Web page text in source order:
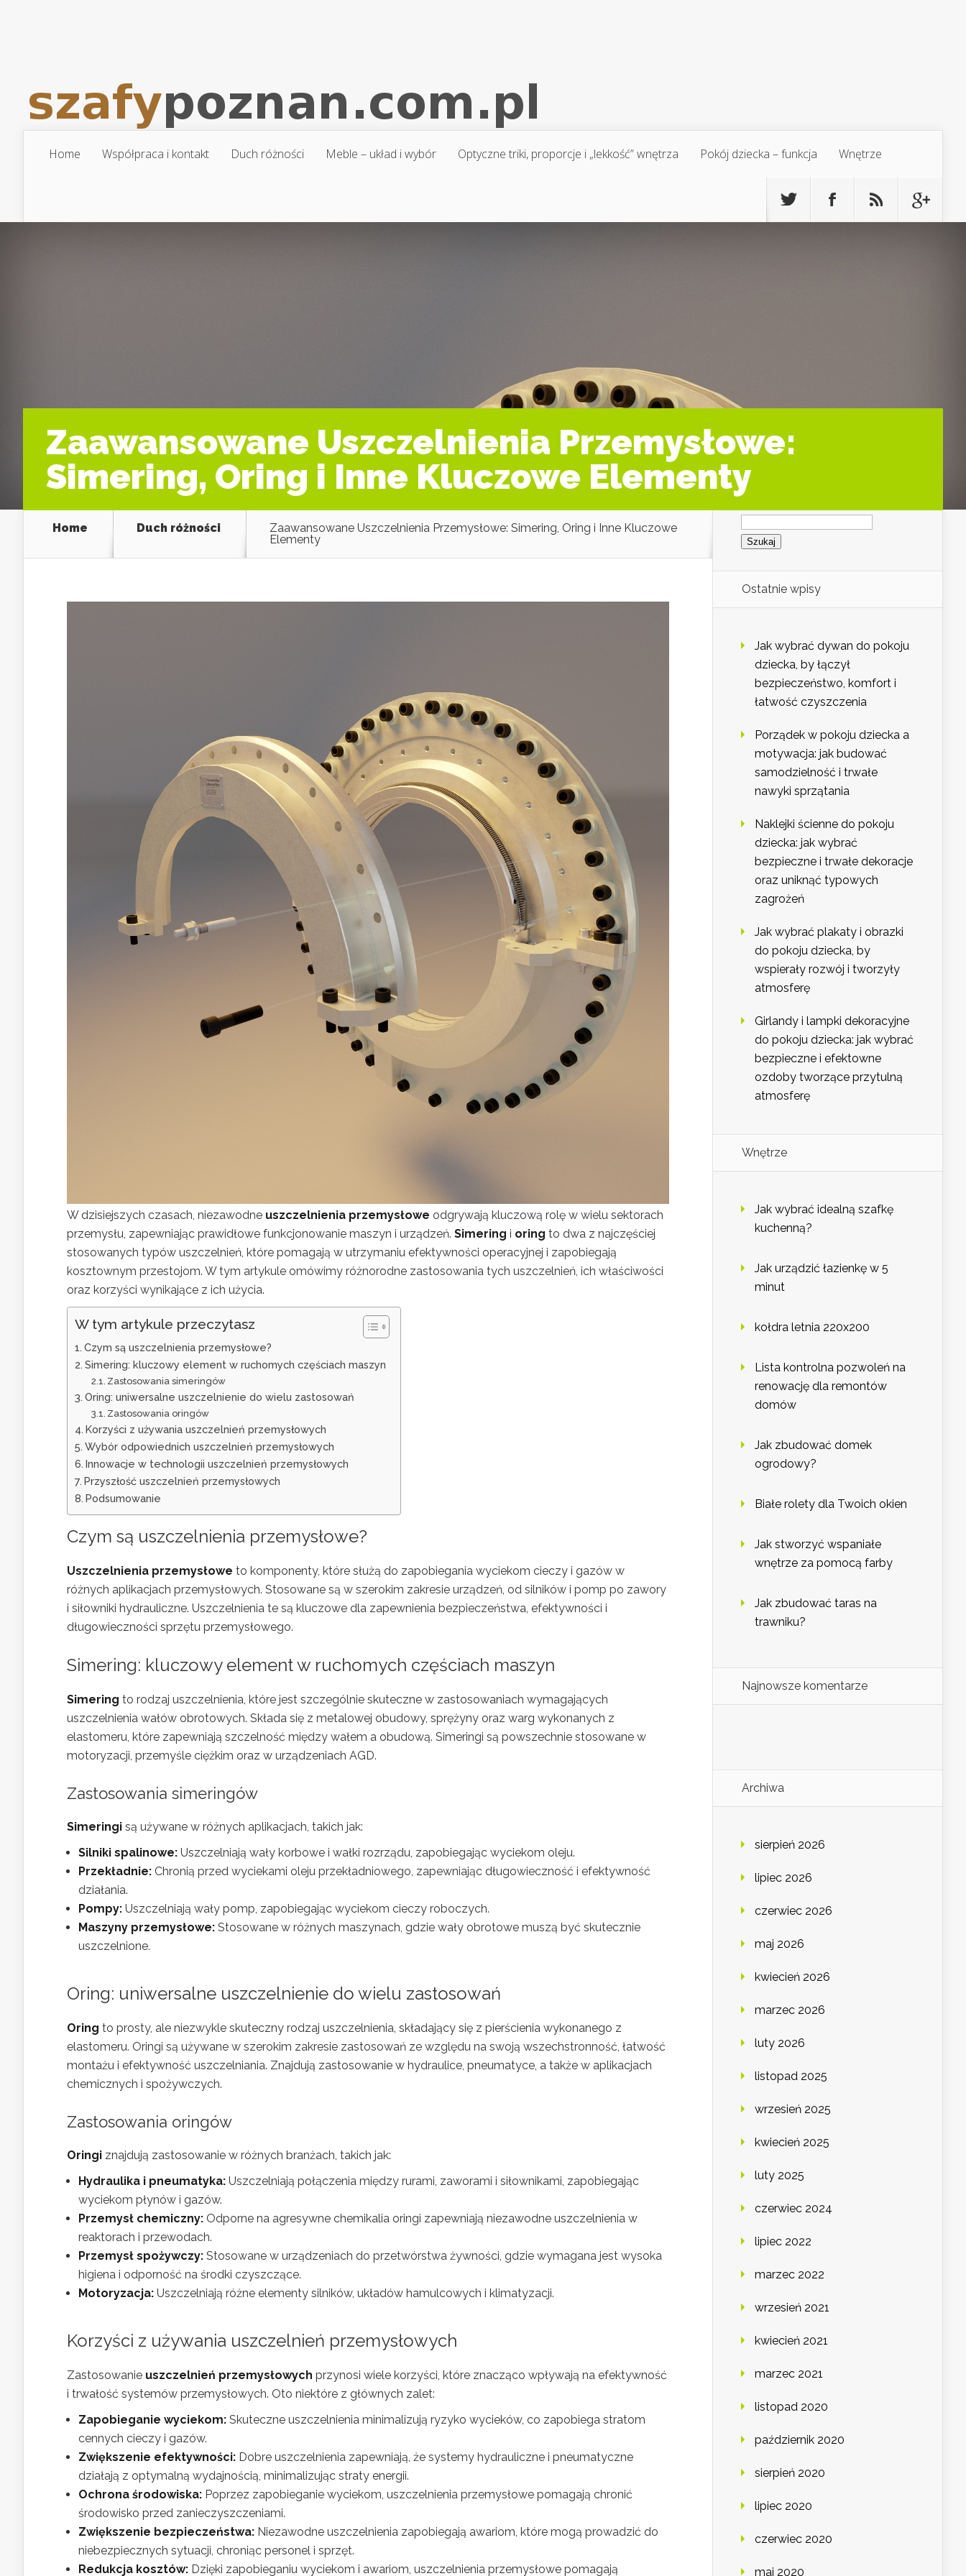
Home Współpraca i kontakt Duch różności Meble – układ i wybór Optyczne triki, proporcje i „lekkość” wnętrza Pokój dziecka – funkcja Wnętrze
Zaawansowane Uszczelnienia Przemysłowe:
Simering, Oring i Inne Kluczowe Elementy
Home Duch różności
Zaawansowane Uszczelnienia Przemysłowe: Simering, Oring i Inne Kluczowe
Elementy
W dzisiejszych czasach, niezawodne uszczelnienia przemysłowe odgrywają kluczową rolę w wielu sektorach
przemysłu, zapewniając prawidłowe funkcjonowanie maszyn i urządzeń. Simering i oring to dwa z najczęściej
stosowanych typów uszczelnień, które pomagają w utrzymaniu efektywności operacyjnej i zapobiegają
kosztownym przestojom. W tym artykule omówimy różnorodne zastosowania tych uszczelnień, ich właściwości
oraz korzyści wynikające z ich użycia.
W tym artykule przeczytasz
Czym są uszczelnienia przemysłowe?
Simering: kluczowy element w ruchomych częściach maszyn
Zastosowania simeringów
Oring: uniwersalne uszczelnienie do wielu zastosowań
Zastosowania oringów
Korzyści z używania uszczelnień przemysłowych
Wybór odpowiednich uszczelnień przemysłowych
Innowacje w technologii uszczelnień przemysłowych
Przyszłość uszczelnień przemysłowych
Podsumowanie
Czym są uszczelnienia przemysłowe?
Uszczelnienia przemysłowe to komponenty, które służą do zapobiegania wyciekom cieczy i gazów w
różnych aplikacjach przemysłowych. Stosowane są w szerokim zakresie urządzeń, od silników i pomp po zawory
i siłowniki hydrauliczne. Uszczelnienia te są kluczowe dla zapewnienia bezpieczeństwa, efektywności i
długowieczności sprzętu przemysłowego.
Simering: kluczowy element w ruchomych częściach maszyn
Simering to rodzaj uszczelnienia, które jest szczególnie skuteczne w zastosowaniach wymagających
uszczelnienia wałów obrotowych. Składa się z metalowej obudowy, sprężyny oraz warg wykonanych z
elastomeru, które zapewniają szczelność między wałem a obudową. Simeringi są powszechnie stosowane w
motoryzacji, przemyśle ciężkim oraz w urządzeniach AGD.
Zastosowania simeringów
Simeringi są używane w różnych aplikacjach, takich jak:
Silniki spalinowe: Uszczelniają wały korbowe i wałki rozrządu, zapobiegając wyciekom oleju.
Przekładnie: Chronią przed wyciekami oleju przekładniowego, zapewniając długowieczność i efektywność
działania.
Pompy: Uszczelniają wały pomp, zapobiegając wyciekom cieczy roboczych.
Maszyny przemysłowe: Stosowane w różnych maszynach, gdzie wały obrotowe muszą być skutecznie
uszczelnione.
Oring: uniwersalne uszczelnienie do wielu zastosowań
Oring to prosty, ale niezwykle skuteczny rodzaj uszczelnienia, składający się z pierścienia wykonanego z
elastomeru. Oringi są używane w szerokim zakresie zastosowań ze względu na swoją wszechstronność, łatwość
montażu i efektywność uszczelniania. Znajdują zastosowanie w hydraulice, pneumatyce, a także w aplikacjach
chemicznych i spożywczych.
Zastosowania oringów
Oringi znajdują zastosowanie w różnych branżach, takich jak:
Hydraulika i pneumatyka: Uszczelniają połączenia między rurami, zaworami i siłownikami, zapobiegając
wyciekom płynów i gazów.
Przemysł chemiczny: Odporne na agresywne chemikalia oringi zapewniają niezawodne uszczelnienia w
reaktorach i przewodach.
Przemysł spożywczy: Stosowane w urządzeniach do przetwórstwa żywności, gdzie wymagana jest wysoka
higiena i odporność na środki czyszczące.
Motoryzacja: Uszczelniają różne elementy silników, układów hamulcowych i klimatyzacji.
Korzyści z używania uszczelnień przemysłowych
Zastosowanie uszczelnień przemysłowych przynosi wiele korzyści, które znacząco wpływają na efektywność
i trwałość systemów przemysłowych. Oto niektóre z głównych zalet:
Zapobieganie wyciekom: Skuteczne uszczelnienia minimalizują ryzyko wycieków, co zapobiega stratom
cennych cieczy i gazów.
Zwiększenie efektywności: Dobre uszczelnienia zapewniają, że systemy hydrauliczne i pneumatyczne
działają z optymalną wydajnością, minimalizując straty energii.
Ochrona środowiska: Poprzez zapobieganie wyciekom, uszczelnienia przemysłowe pomagają chronić
środowisko przed zanieczyszczeniami.
Zwiększenie bezpieczeństwa: Niezawodne uszczelnienia zapobiegają awariom, które mogą prowadzić do
niebezpiecznych sytuacji, chroniąc personel i sprzęt.
Redukcja kosztów: Dzięki zapobieganiu wyciekom i awariom, uszczelnienia przemysłowe pomagają
Szukaj:
Ostatnie wpisy
Jak wybrać dywan do pokoju
dziecka, by łączył
bezpieczeństwo, komfort i
łatwość czyszczenia
Porządek w pokoju dziecka a
motywacja: jak budować
samodzielność i trwałe
nawyki sprzątania
Naklejki ścienne do pokoju
dziecka: jak wybrać
bezpieczne i trwałe dekoracje
oraz uniknąć typowych
zagrożeń
Jak wybrać plakaty i obrazki
do pokoju dziecka, by
wspierały rozwój i tworzyły
atmosferę
Girlandy i lampki dekoracyjne
do pokoju dziecka: jak wybrać
bezpieczne i efektowne
ozdoby tworzące przytulną
atmosferę
Wnętrze
Jak wybrać idealną szafkę
kuchenną?
Jak urządzić łazienkę w 5
minut
kołdra letnia 220x200
Lista kontrolna pozwoleń na
renowację dla remontów
domów
Jak zbudować domek
ogrodowy?
Białe rolety dla Twoich okien
Jak stworzyć wspaniałe
wnętrze za pomocą farby
Jak zbudować taras na
trawniku?
Najnowsze komentarze
Archiwa
sierpień 2026
lipiec 2026
czerwiec 2026
maj 2026
kwiecień 2026
marzec 2026
luty 2026
listopad 2025
wrzesień 2025
kwiecień 2025
luty 2025
czerwiec 2024
lipiec 2022
marzec 2022
wrzesień 2021
kwiecień 2021
marzec 2021
listopad 2020
październik 2020
sierpień 2020
lipiec 2020
czerwiec 2020
maj 2020